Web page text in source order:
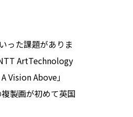
った課題がありま
ArtTechnology
Vision Above」
製画が初めて英国